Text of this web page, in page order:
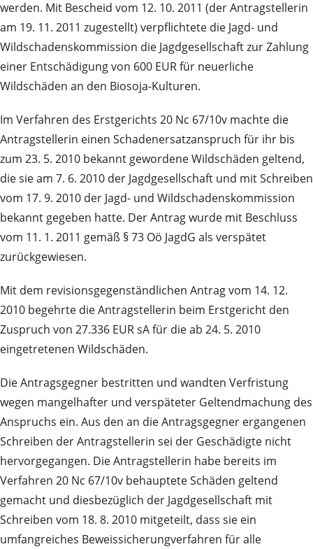
werden. Mit Bescheid vom 12. 10. 2011 (der Antragstellerin
am 19. 11. 2011 zugestellt) verpflichtete die Jagd- und
Wildschadenskommission die Jagdgesellschaft zur Zahlung
einer Entschädigung von 600 EUR für neuerliche
Wildschäden an den Biosoja-Kulturen.
Im Verfahren des Erstgerichts 20 Nc 67/10v machte die
Antragstellerin einen Schadenersatzanspruch für ihr bis
zum 23. 5. 2010 bekannt gewordene Wildschäden geltend,
die sie am 7. 6. 2010 der Jagdgesellschaft und mit Schreiben
vom 17. 9. 2010 der Jagd- und Wildschadenskommission
bekannt gegeben hatte. Der Antrag wurde mit Beschluss
vom 11. 1. 2011 gemäß § 73 Oö JagdG als verspätet
zurückgewiesen.
Mit dem revisionsgegenständlichen Antrag vom 14. 12.
2010 begehrte die Antragstellerin beim Erstgericht den
Zuspruch von 27.336 EUR sA für die ab 24. 5. 2010
eingetretenen Wildschäden.
Die Antragsgegner bestritten und wandten Verfristung
wegen mangelhafter und verspäteter Geltendmachung des
Anspruchs ein. Aus den an die Antragsgegner ergangenen
Schreiben der Antragstellerin sei der Geschädigte nicht
hervorgegangen. Die Antragstellerin habe bereits im
Verfahren 20 Nc 67/10v behauptete Schäden geltend
gemacht und diesbezüglich der Jagdgesellschaft mit
Schreiben vom 18. 8. 2010 mitgeteilt, dass sie ein
umfangreiches Beweissicherungverfahren für alle